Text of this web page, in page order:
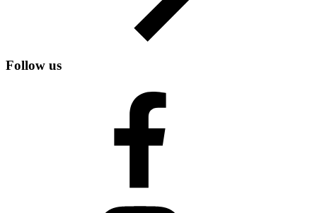
Follow us